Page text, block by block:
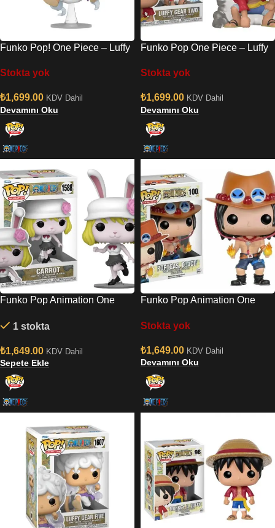
Funko Pop! One Piece – Luffy
(No: 1621)
Stokta yok
₺1,699.00 KDV Dahil
Devamını Oku
Funko Pop One Piece – Luffy
No:1269
Stokta yok
₺1,699.00 KDV Dahil
Devamını Oku
Funko Pop Animation One
1 stokta
₺1,649.00 KDV Dahil
Sepete Ekle
Funko Pop Animation One
No:100
Stokta yok
₺1,649.00 KDV Dahil
Devamını Oku